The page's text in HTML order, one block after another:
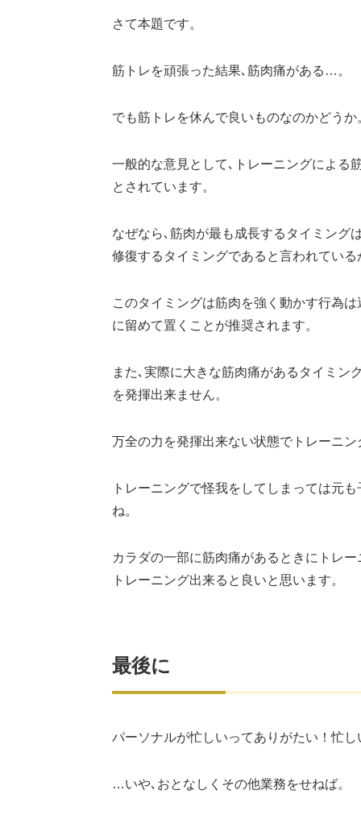
さて本題です。
筋トレを頑張った結果､筋肉痛がある…。
でも筋トレを休んで良いものなのかどうか
一般的な意見として､トレーニングによる
とされています。
なぜなら､筋肉が最も成長するタイミング
修復するタイミングであると言われてい
このタイミングは筋肉を強く動かす行為
に留めて置くことが推奨されます。
また､実際に大きな筋肉痛があるタイミン
を発揮出来ません。
万全の力を発揮出来ない状態でトレーニ
トレーニングで怪我をしてしまっては元
ね。
カラダの一部に筋肉痛があるときにトレ
トレーニング出来ると良いと思います。
最後に
パーソナルが忙しいってありがたい！忙
…いや､おとなしくその他業務をせねば。